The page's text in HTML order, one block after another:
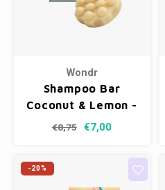
Wondr
Shampoo Bar
Coconut & Lemon -
Normaal
€8,75 €7,00
-20%